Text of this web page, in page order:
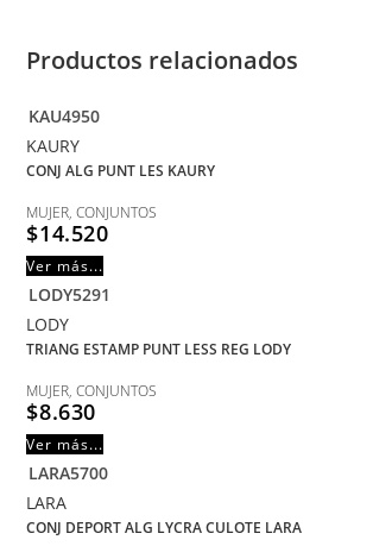
Productos relacionados
KAU4950
KAURY
CONJ ALG PUNT LES KAURY
MUJER,CONJUNTOS
$14.520
Ver más...
LODY5291
LODY
TRIANG ESTAMP PUNT LESS REG LODY
MUJER,CONJUNTOS
$8.630
Ver más...
LARA5700
LARA
CONJ DEPORT ALG LYCRA CULOTE LARA